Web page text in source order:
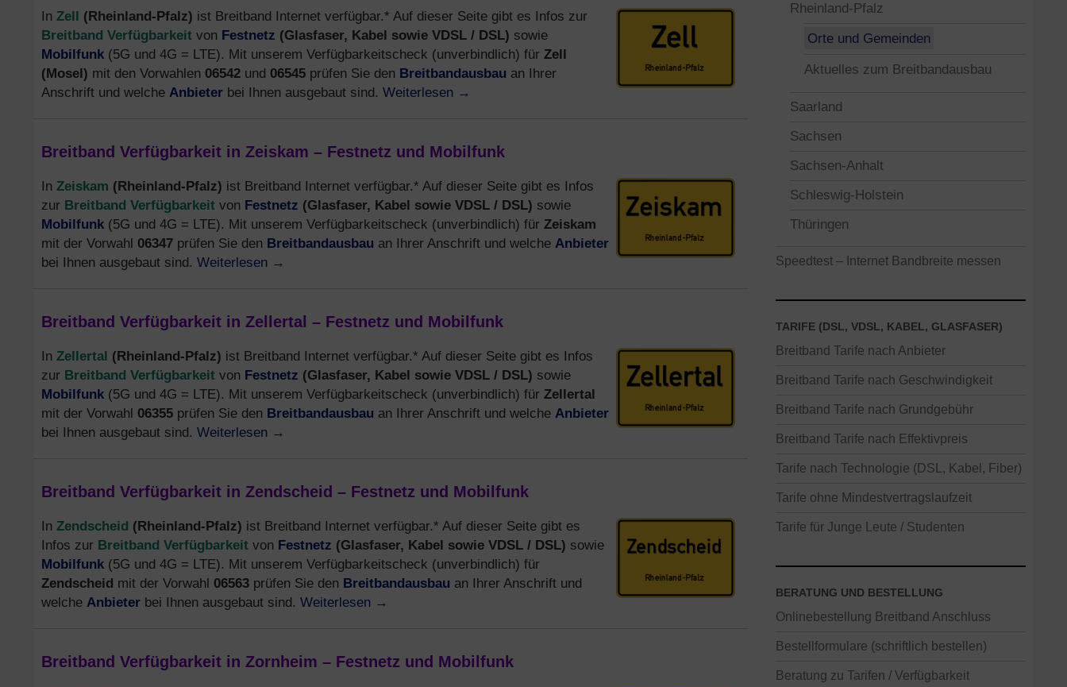
In Zell (Rheinland-Pfalz) ist Breitband Internet verfügbar.* Auf dieser Seite gibt es Infos zur
Breitband Verfügbarkeit von Festnetz (Glasfaser, Kabel sowie VDSL / DSL) sowie
Mobilfunk (5G und 4G = LTE). Mit unserem Verfügbarkeitscheck (unverbindlich) für Zell
(Mosel) mit den Vorwahlen 06542 und 06545 prüfen Sie den Breitbandausbau an Ihrer
Anschrift und welche Anbieter bei Ihnen ausgebaut sind. Weiterlesen →
Breitband Verfügbarkeit in Zeiskam – Festnetz und Mobilfunk
In Zeiskam (Rheinland-Pfalz) ist Breitband Internet verfügbar.* Auf dieser Seite gibt es Infos
zur Breitband Verfügbarkeit von Festnetz (Glasfaser, Kabel sowie VDSL / DSL) sowie
Mobilfunk (5G und 4G = LTE). Mit unserem Verfügbarkeitscheck (unverbindlich) für Zeiskam
mit der Vorwahl 06347 prüfen Sie den Breitbandausbau an Ihrer Anschrift und welche Anbieter
bei Ihnen ausgebaut sind. Weiterlesen →
Breitband Verfügbarkeit in Zellertal – Festnetz und Mobilfunk
In Zellertal (Rheinland-Pfalz) ist Breitband Internet verfügbar.* Auf dieser Seite gibt es Infos
zur Breitband Verfügbarkeit von Festnetz (Glasfaser, Kabel sowie VDSL / DSL) sowie
Mobilfunk (5G und 4G = LTE). Mit unserem Verfügbarkeitscheck (unverbindlich) für Zellertal
mit der Vorwahl 06355 prüfen Sie den Breitbandausbau an Ihrer Anschrift und welche Anbieter
bei Ihnen ausgebaut sind. Weiterlesen →
Breitband Verfügbarkeit in Zendscheid – Festnetz und Mobilfunk
In Zendscheid (Rheinland-Pfalz) ist Breitband Internet verfügbar.* Auf dieser Seite gibt es
Infos zur Breitband Verfügbarkeit von Festnetz (Glasfaser, Kabel sowie VDSL / DSL) sowie
Mobilfunk (5G und 4G = LTE). Mit unserem Verfügbarkeitscheck (unverbindlich) für
Zendscheid mit der Vorwahl 06563 prüfen Sie den Breitbandausbau an Ihrer Anschrift und
welche Anbieter bei Ihnen ausgebaut sind. Weiterlesen →
Breitband Verfügbarkeit in Zornheim – Festnetz und Mobilfunk
Rheinland-Pfalz
Orte und Gemeinden
Aktuelles zum Breitbandausbau
Saarland
Sachsen
Sachsen-Anhalt
Schleswig-Holstein
Thüringen
Speedtest – Internet Bandbreite messen
TARIFE (DSL, VDSL, KABEL, GLASFASER)
Breitband Tarife nach Anbieter
Breitband Tarife nach Geschwindigkeit
Breitband Tarife nach Grundgebühr
Breitband Tarife nach Effektivpreis
Tarife nach Technologie (DSL, Kabel, Fiber)
Tarife ohne Mindestvertragslaufzeit
Tarife für Junge Leute / Studenten
BERATUNG UND BESTELLUNG
Onlinebestellung Breitband Anschluss
Bestellformulare (schriftlich bestellen)
Beratung zu Tarifen / Verfügbarkeit